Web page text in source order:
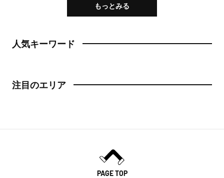
もっとみる
人気キーワード
注目のエリア
PAGE TOP